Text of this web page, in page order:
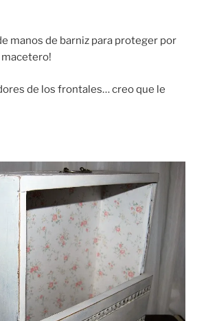
manos de barniz para proteger por
de los frontales… creo que le